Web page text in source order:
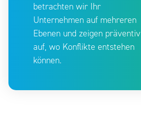
betrachten wir Ihr
Unternehmen auf mehreren
Ebenen und zeigen präventiv
auf, wo Konflikte entstehen
können.